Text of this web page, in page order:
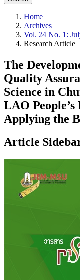
Home
Archives
Vol. 24 No. 1:
Research Article
The
Quality
Science in
LAO
Applying the
Article